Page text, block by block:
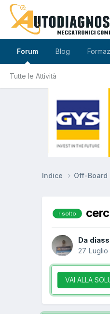
Forum
Tutte le Attività
Blog
Indice Off-Board
risolto
Da diass
27 Luglio
VAI ALLA